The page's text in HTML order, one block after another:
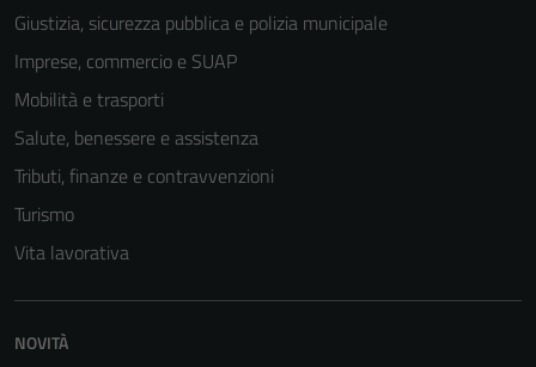
Giustizia, sicurezza pubblica e polizia municipale
Imprese, commercio e SUAP
Mobilità e trasporti
Salute, benessere e assistenza
Tributi, finanze e contravvenzioni
Turismo
Vita lavorativa
NOVITÀ